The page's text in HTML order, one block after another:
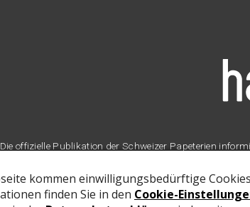
Die offizielle Publikation der Schweizer Papeterien